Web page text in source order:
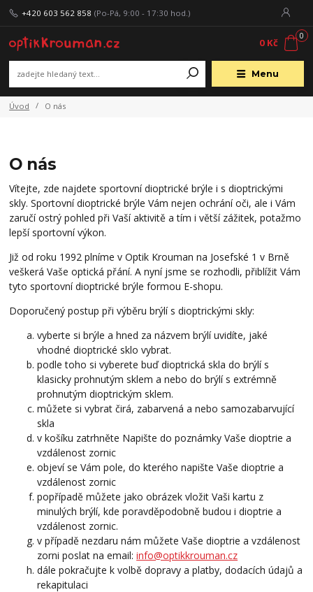
Menu
+420 603 562 858 (Po-Pá, 9:00 - 17:30 hod.)
0
0 Kč
Úvod O nás
O nás
Vítejte, zde najdete sportovní dioptrické brýle i s dioptrickými
skly. Sportovní dioptrické brýle Vám nejen ochrání oči, ale i Vám
zaručí ostrý pohled při Vaší aktivitě a tím i větší zážitek, potažmo
lepší sportovní výkon.
Již od roku 1992 plníme v Optik Krouman na Josefské 1 v Brně
veškerá Vaše optická přání. A nyní jsme se rozhodli, přiblížit Vám
tyto sportovní dioptrické brýle formou E-shopu.
Doporučený postup při výběru brýlí s dioptrickými skly:
vyberte si brýle a hned za názvem brýlí uvidíte, jaké
vhodné dioptrické sklo vybrat.
podle toho si vyberete buď dioptrická skla do brýlí s
klasicky prohnutým sklem a nebo do brýlí s extrémně
prohnutým dioptrickým sklem.
můžete si vybrat čirá, zabarvená a nebo samozabarvující
skla
v košíku zatrhněte Napište do poznámky Vaše dioptrie a
vzdálenost zornic
objeví se Vám pole, do kterého napište Vaše dioptrie a
vzdálenost zornic
popřípadě můžete jako obrázek vložit Vaši kartu z
minulých brýlí, kde poravděpodobně budou i dioptrie a
vzdálenost zornic.
v případě nezdaru nám můžete Vaše dioptrie a vzdálenost
zorni poslat na email:info@optikkrouman.cz
dále pokračujte k volbě dopravy a platby, dodacích údajů a
rekapitulaci